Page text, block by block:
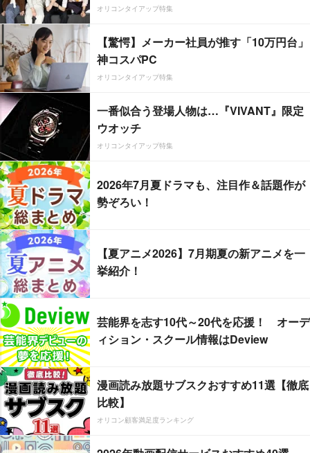
オリコンタイアップ特集
【驚愕】メーカー社員が推す「10万円台」
神コスパPC
オリコンタイアップ特集
一番似合う登場人物は…『VIVANT』限定
ウオッチ
オリコンタイアップ特集
2026年7月夏ドラマも、注目作＆話題作が
勢ぞろい！
【夏アニメ2026】7月期夏の新アニメを一
挙紹介！
芸能界を志す10代～20代を応援！ オーデ
ィション・スクール情報はDeview
漫画読み放題サブスクおすすめ11選【徹底
比較】
オリコン顧客満足度ランキング